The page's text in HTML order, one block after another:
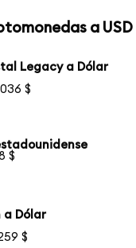
a USD
Legacy a Dólar
$
$
a Dólar
$